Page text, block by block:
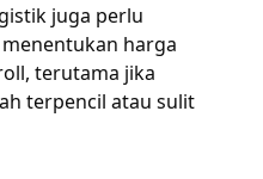
juga perlu
harga
terutama jika
terpencil atau sulit